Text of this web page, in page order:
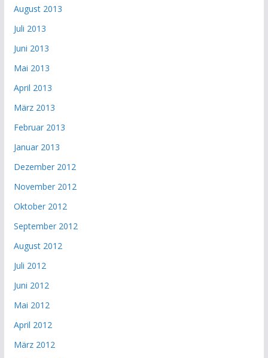
August 2013
Juli 2013
Juni 2013
Mai 2013
April 2013
März 2013
Februar 2013
Januar 2013
Dezember 2012
November 2012
Oktober 2012
September 2012
August 2012
Juli 2012
Juni 2012
Mai 2012
April 2012
März 2012